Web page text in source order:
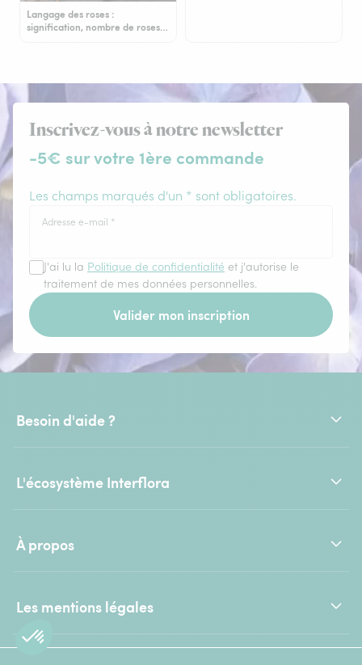
Langage des roses :
signification, nombre de roses…
Inscrivez-vous à notre newsletter
-5€ sur votre 1ère commande
Les champs marqués d'un * sont obligatoires.
Adresse e-mail *
J'ai lu la Politique de confidentialité et j'autorise le
traitement de mes données personnelles.
Valider mon inscription
Besoin d'aide ?
L'écosystème Interflora
À propos
Les mentions légales